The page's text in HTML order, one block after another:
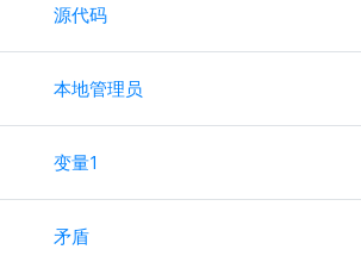
源代码
本地管理员
变量1
矛盾